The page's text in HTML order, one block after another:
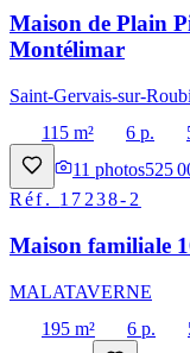
Maison de Plain
Montélimar
Saint-Gervais-sur-
115 m²
6 p.
11 photos525
Réf. 17238-2
Maison familiale
MALATAVERNE
195 m²
6 p.